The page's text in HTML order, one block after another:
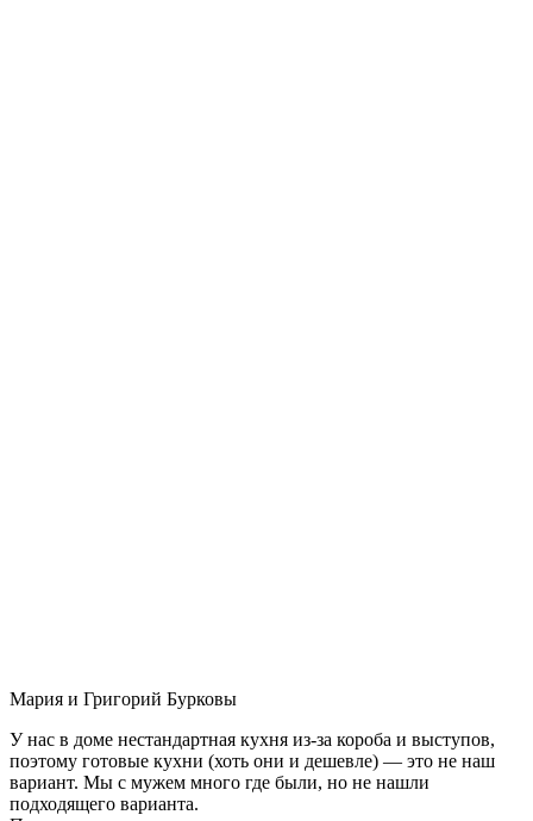
Мария и Григорий Бурковы
У нас в доме нестандартная кухня из-за короба и выступов,
поэтому готовые кухни (хоть они и дешевле) — это не наш
вариант. Мы с мужем много где были, но не нашли
подходящего варианта.